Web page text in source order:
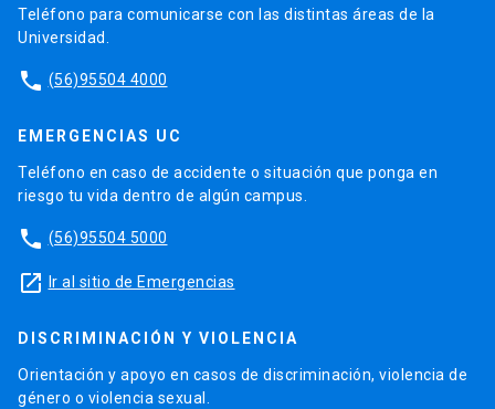
Teléfono para comunicarse con las distintas áreas de la
Universidad.
phone (56)95504 4000
EMERGENCIAS UC
Teléfono en caso de accidente o situación que ponga en
riesgo tu vida dentro de algún campus.
phone (56)95504 5000
launch Ir al sitio de Emergencias
DISCRIMINACIÓN Y VIOLENCIA
Orientación y apoyo en casos de discriminación, violencia de
género o violencia sexual.